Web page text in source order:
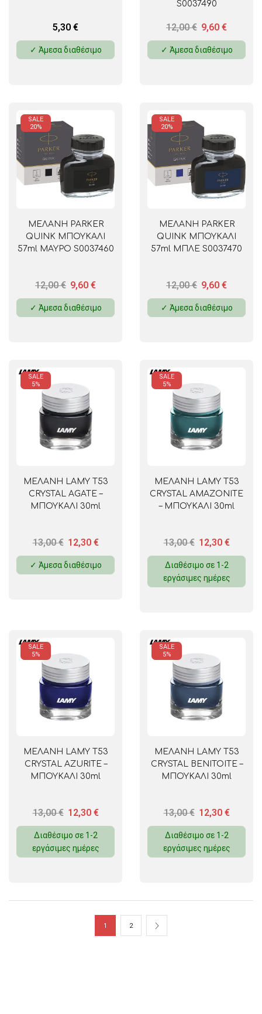
5,30 €
✓ Άμεσα διαθέσιμο
S0037490
12,00€ 9,60 €
✓ Άμεσα διαθέσιμο
SALE
20%
ΜΕΛΑΝΗ PARKER
QUINK ΜΠΟΥΚΑΛΙ
57ml ΜΑΥΡΟ S0037460
12,00€ 9,60 €
✓ Άμεσα διαθέσιμο
SALE
20%
ΜΕΛΑΝΗ PARKER
QUINK ΜΠΟΥΚΑΛΙ
57ml ΜΠΛΕ S0037470
12,00€ 9,60 €
✓ Άμεσα διαθέσιμο
SALE
5%
ΜΕΛΑΝΗ LAMY T53
CRYSTAL AGATE –
ΜΠΟΥΚΑΛΙ 30ml
13,00€ 12,30 €
✓ Άμεσα διαθέσιμο
SALE
5%
ΜΕΛΑΝΗ LAMY T53
CRYSTAL AMAZONITE
– ΜΠΟΥΚΑΛΙ 30ml
13,00€ 12,30 €
Διαθέσιμο σε 1-2
εργάσιμες ημέρες
SALE
5%
ΜΕΛΑΝΗ LAMY T53
CRYSTAL AZURITE –
ΜΠΟΥΚΑΛΙ 30ml
13,00€ 12,30 €
Διαθέσιμο σε 1-2
εργάσιμες ημέρες
SALE
5%
ΜΕΛΑΝΗ LAMY T53
CRYSTAL BENITOITE –
ΜΠΟΥΚΑΛΙ 30ml
13,00€ 12,30 €
Διαθέσιμο σε 1-2
εργάσιμες ημέρες
1 2